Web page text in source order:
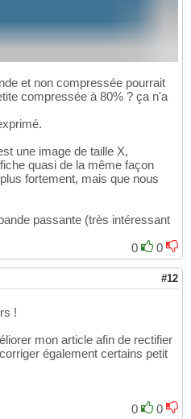
et non compressée pourrait
compressée à 80% ? ça n'a
une image de taille X,
quasi de la même façon
fortement, mais que nous
passante (très intéressant
0
0
#12
!
mon article afin de rectifier
également certains petit
0
0